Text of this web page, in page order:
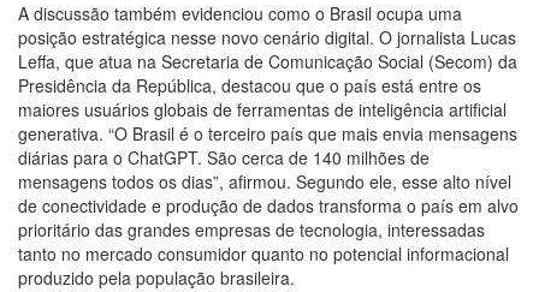
A discussão também evidenciou como o Brasil ocupa uma
posição estratégica nesse novo cenário digital. O jornalista Lucas
Leffa, que atua na Secretaria de Comunicação Social (Secom) da
Presidência da República, destacou que o país está entre os
maiores usuários globais de ferramentas de inteligência artificial
generativa. “O Brasil é o terceiro país que mais envia mensagens
diárias para o ChatGPT. São cerca de 140 milhões de
mensagens todos os dias”, afirmou. Segundo ele, esse alto nível
de conectividade e produção de dados transforma o país em alvo
prioritário das grandes empresas de tecnologia, interessadas
tanto no mercado consumidor quanto no potencial informacional
produzido pela população brasileira.